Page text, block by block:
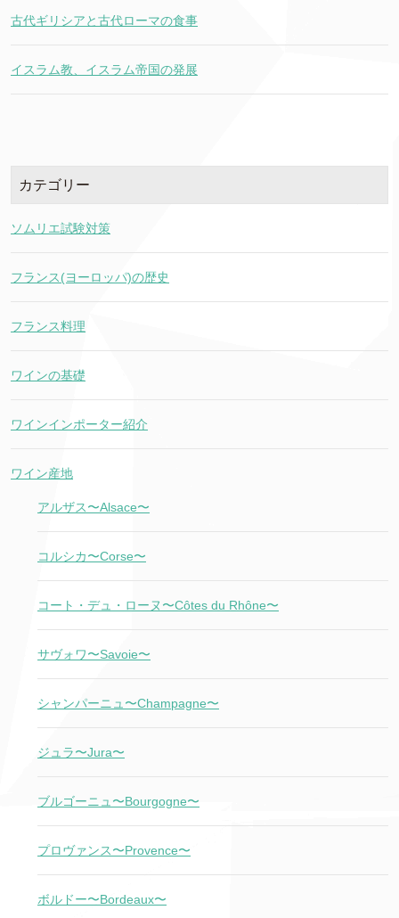
古代ギリシアと古代ローマの食事
イスラム教、イスラム帝国の発展
カテゴリー
ソムリエ試験対策
フランス(ヨーロッパ)の歴史
フランス料理
ワインの基礎
ワインインポーター紹介
ワイン産地
アルザス〜Alsace〜
コルシカ〜Corse〜
コート・デュ・ローヌ〜Côtes du Rhône〜
サヴォワ〜Savoie〜
シャンパーニュ〜Champagne〜
ジュラ〜Jura〜
ブルゴーニュ〜Bourgogne〜
プロヴァンス〜Provence〜
ボルドー〜Bordeaux〜